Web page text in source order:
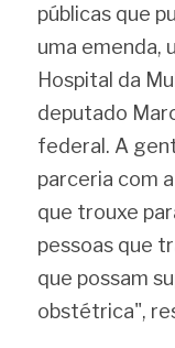
públicas que
uma emenda,
Hospital da
deputado
federal. A
parceria com
que trouxe
pessoas que
que possam
obstétrica",